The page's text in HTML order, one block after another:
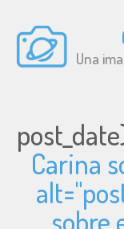
Una
Carina
alt="
sobre